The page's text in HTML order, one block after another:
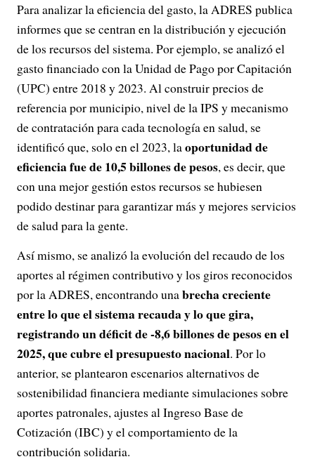
Para analizar la eficiencia del gasto, la ADRES publica
informes que se centran en la distribución y ejecución
de los recursos del sistema. Por ejemplo, se analizó el
gasto financiado con la Unidad de Pago por Capitación
(UPC) entre 2018 y 2023. Al construir precios de
referencia por municipio, nivel de la IPS y mecanismo
de contratación para cada tecnología en salud, se
identificó que, solo en el 2023, laoportunidad de
eficiencia fue de 10,5 billones de pesos, es decir, que
con una mejor gestión estos recursos se hubiesen
podido destinar para garantizar más y mejores servicios
de salud para la gente.
Así mismo, se analizó la evolución del recaudo de los
aportes al régimen contributivo y los giros reconocidos
por la ADRES, encontrando unabrecha creciente
entre lo que el sistema recauda y lo que gira,
registrando un déficit de -8,6 billones de pesos en el
2025, que cubre el presupuesto nacional. Por lo
anterior, se plantearon escenarios alternativos de
sostenibilidad financiera mediante simulaciones sobre
aportes patronales, ajustes al Ingreso Base de
Cotización (IBC) y el comportamiento de la
contribución solidaria.